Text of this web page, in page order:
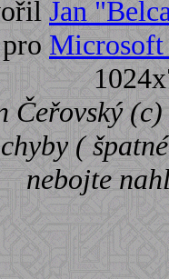
Jan
Čeřovský
(
nebojte